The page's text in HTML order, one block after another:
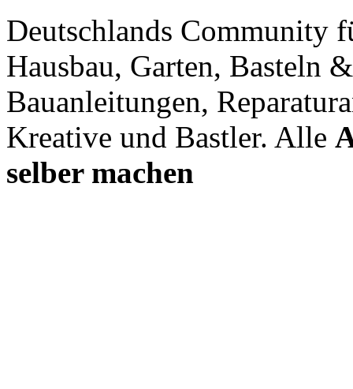
Deutschlands Community
Hausbau, Garten, Basteln
Bauanleitungen,
Kreative und Bastler. Alle
selber machen